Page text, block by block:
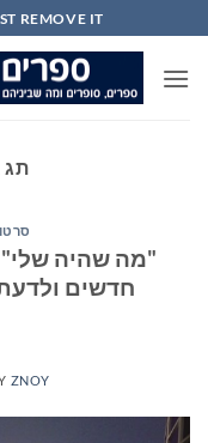
to
content
REMOVE IT...
תג
"מה שהיה
חדשים
ZNOY